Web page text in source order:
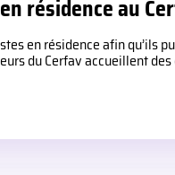
résidence au
en résidence afin qu’ils
du Cerfav accueillent